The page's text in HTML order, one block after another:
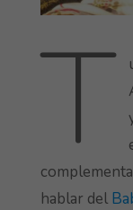
T
hablar del